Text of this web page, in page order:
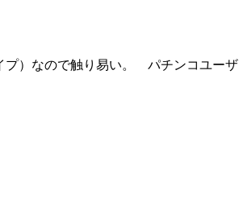
プ）なので触り易い。 パチンコユーザ